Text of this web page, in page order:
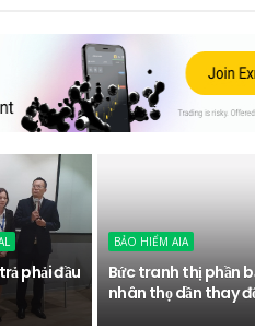
phải đầu
BẢO HIỂM AIA
Bức tranh thị phần
nhân thọ dần thay